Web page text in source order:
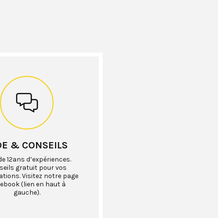
& CONSEILS
12ans d’expériences.
gratuit pour vos
Visitez notre page
(lien en haut à
gauche).